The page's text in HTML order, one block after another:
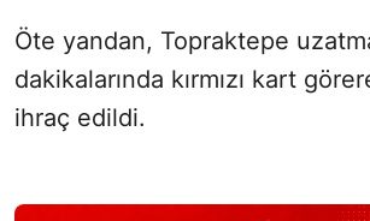
Öte yandan, Topraktepe
dakikalarında kırmızı kart
ihraç edildi.